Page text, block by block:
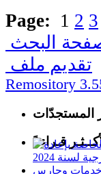
Page: 1 2 3
البحث
تقديم ملف
Remository
المستجدّات
قـراءةً